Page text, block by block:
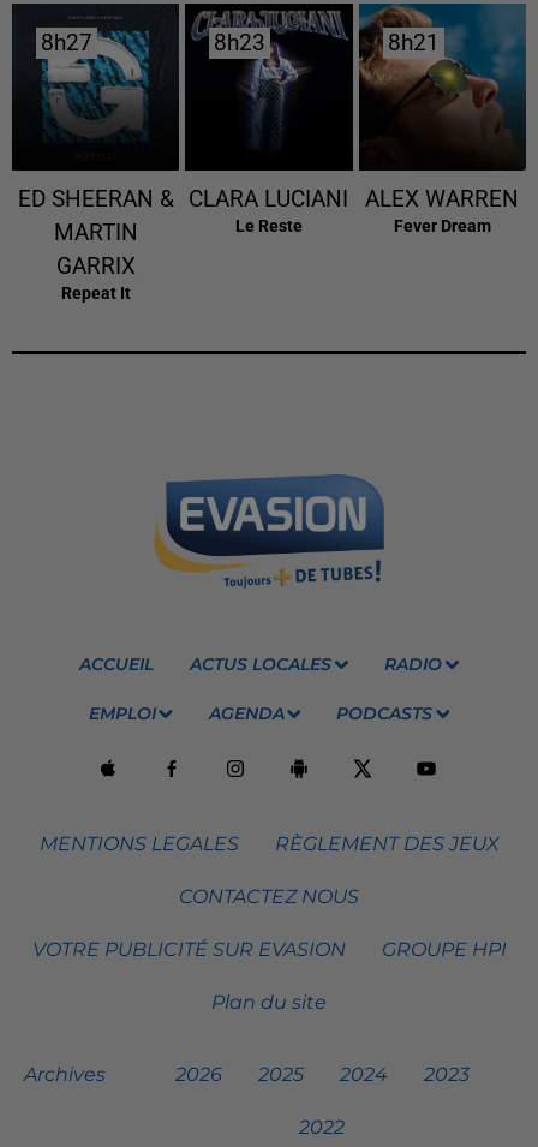
8h27
8h27
ED SHEERAN &
MARTIN
GARRIX
Repeat It
8h23
8h23
CLARA LUCIANI
Le Reste
8h21
8h21
ALEX WARREN
Fever Dream
ACCUEIL ACTUS LOCALES RADIO
EMPLOI AGENDA PODCASTS
MENTIONS LEGALES RÈGLEMENT DES JEUX
CONTACTEZ NOUS
VOTRE PUBLICITÉ SUR EVASION GROUPE HPI
Plan du site
Archives 2026 2025 2024 2023
2022